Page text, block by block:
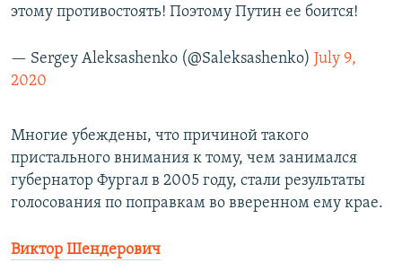
этому противостоять! Поэтому Путин ее боится!
— Sergey Aleksashenko (@Saleksashenko) July 9,
2020
Многие убеждены, что причиной такого
пристального внимания к тому, чем занимался
губернатор Фургал в 2005 году, стали результаты
голосования по поправкам во вверенном ему крае.
Виктор Шендерович